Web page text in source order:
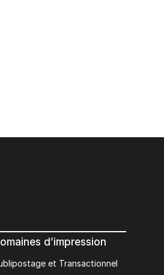
d’impression
et Transactionnel